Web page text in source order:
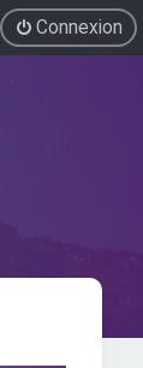
Connexion